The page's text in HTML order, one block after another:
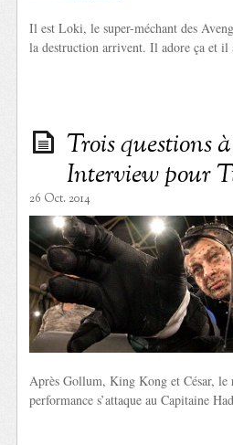
Il est Loki, le super-méchant des
la destruction arrivent. Il adore ça et il
Trois questions
Interview pour
26 Oct. 2014
Après Gollum, King Kong et César, le
performance s’attaque au Capitaine